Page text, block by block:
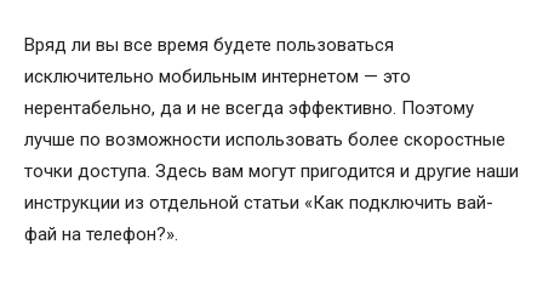
Вряд ли вы все время будете пользоваться
исключительно мобильным интернетом — это
нерентабельно, да и не всегда эффективно. Поэтому
лучше по возможности использовать более скоростные
точки доступа. Здесь вам могут пригодится и другие наши
инструкции из отдельной статьи «Как подключить вай-
фай на телефон?».